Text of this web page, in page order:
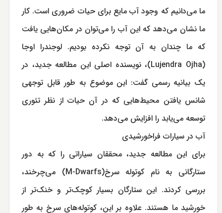
ما می‌دانیم که وجود آب مایع برای حیات ضروری است. کار
ما نشان می‌دهد که این آب را می‌توان در مکان‌هایی یافت
که ما چندان به آن توجه نکرده بودیم. لوجندرا اوجا
(Lujendra Ojha)، نویسنده اصلی این مطالعه جدید، در
یک بیانیه رسمی گفت: این موضوع به طور قابل توجهی
شانس یافتن محیط‌هایی که در آن حیات از نظر تئوری
توسعه می‌یابد را افزایش می‌دهد.
آب در سیارات فراخورشیدی
برای این مطالعه جدید، محققان سیاراتی را که به دور
ستارگانی به نام کوتوله سرخ(M-Dwarfs) می‌چرخند،
بررسی کردند. این ستارگان بسیار کوچک‌تر و خنک‌تر از
خورشید ما هستند. علاوه بر این، کوتوله‌های سرخ به طور